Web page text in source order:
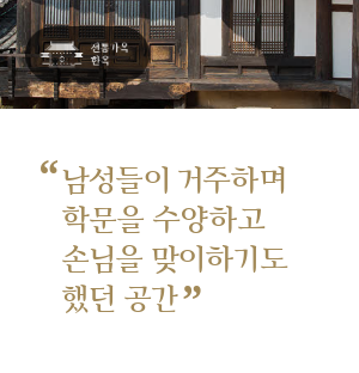
“남성들이 거주하며
학문을 수양하고
손님을 맞이하기도
했던 공간”